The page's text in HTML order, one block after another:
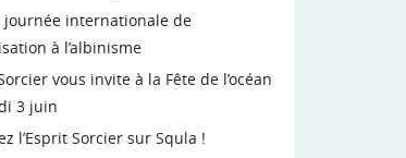
journée internationale de
à l’albinisme
vous invite à la Fête de l’océan
3 juin
l’Esprit Sorcier sur Squla !